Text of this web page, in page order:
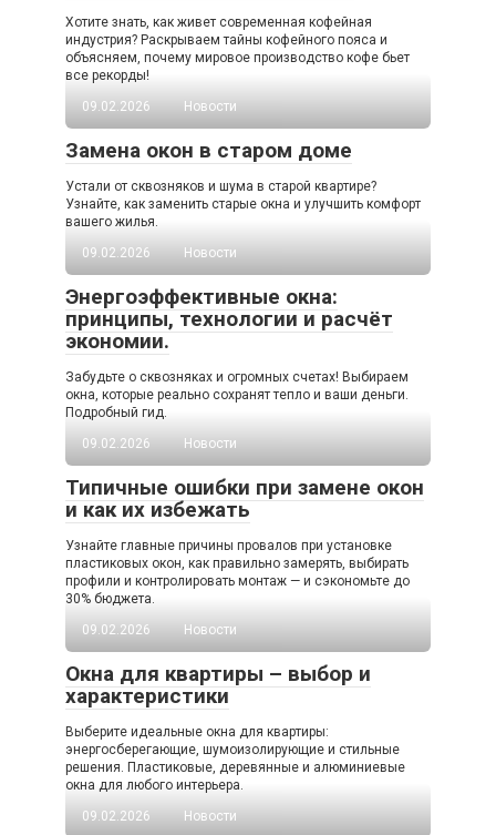
Хотите знать, как живет современная кофейная
индустрия? Раскрываем тайны кофейного пояса и
объясняем, почему мировое производство кофе бьет
все рекорды!
09.02.2026
Новости
Замена окон в старом доме
Устали от сквозняков и шума в старой квартире?
Узнайте, как заменить старые окна и улучшить комфорт
вашего жилья.
09.02.2026
Новости
Энергоэффективные окна:
принципы, технологии и расчёт
экономии.
Забудьте о сквозняках и огромных счетах! Выбираем
окна, которые реально сохранят тепло и ваши деньги.
Подробный гид.
09.02.2026
Новости
Типичные ошибки при замене окон
и как их избежать
Узнайте главные причины провалов при установке
пластиковых окон, как правильно замерять, выбирать
профили и контролировать монтаж — и сэкономьте до
30% бюджета.
09.02.2026
Новости
Окна для квартиры – выбор и
характеристики
Выберите идеальные окна для квартиры:
энергосберегающие, шумоизолирующие и стильные
решения. Пластиковые, деревянные и алюминиевые
окна для любого интерьера.
09.02.2026
Новости